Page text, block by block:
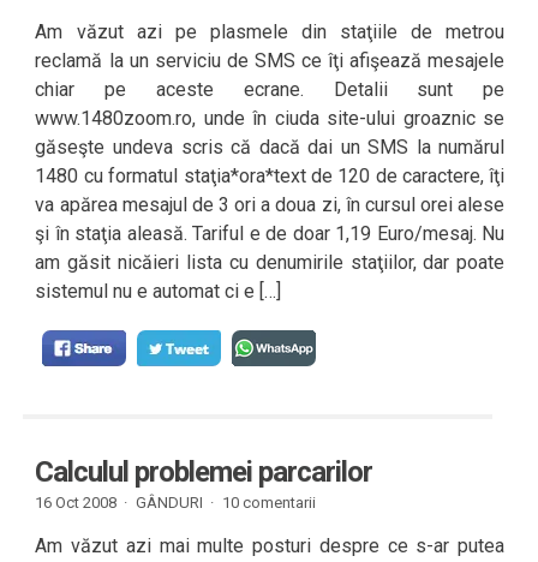
Am văzut azi pe plasmele din staţiile de metrou
reclamă la un serviciu de SMS ce îţi afişează mesajele
chiar pe aceste ecrane. Detalii sunt pe
www.1480zoom.ro, unde în ciuda site-ului groaznic se
găseşte undeva scris că dacă dai un SMS la numărul
1480 cu formatul staţia*ora*text de 120 de caractere, îţi
va apărea mesajul de 3 ori a doua zi, în cursul orei alese
şi în staţia aleasă. Tariful e de doar 1,19 Euro/mesaj. Nu
am găsit nicăieri lista cu denumirile staţiilor, dar poate
sistemul nu e automat ci e […]
Calculul problemei parcarilor
16 Oct 2008 · GÂNDURI · 10 comentarii
Am văzut azi mai multe posturi despre ce s-ar putea